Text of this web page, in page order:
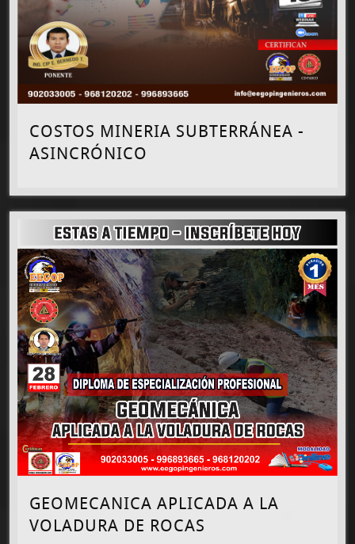
COSTOS MINERIA SUBTERRÁNEA -
ASINCRÓNICO
GEOMECANICA APLICADA A LA
VOLADURA DE ROCAS